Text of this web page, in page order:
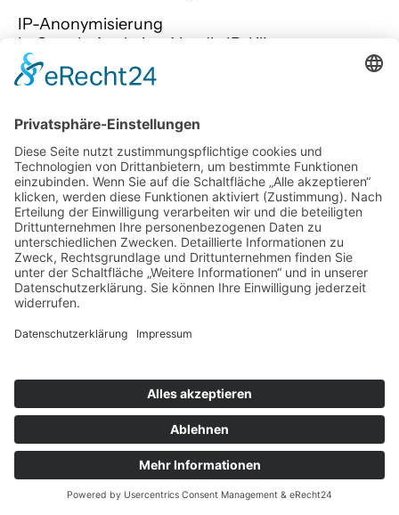
IP-Anonymisierung
In Google Analytics 4 ist die IP-Kürzung
standardmäßig aktiviert. Ihre IP-Adresse wird
innerhalb der EU bzw. des EWR vor der
und kann nicht mehr zur Identifizierung einer
Person verwendet werden.
Rechtsgrundlage
Die Verarbeitung erfolgt auf Grundlage Ihrer
Einwilligung gemäß Art. 6 Abs. 1 lit. a DSGVO, die
Sie über das Cookie-Banner erteilen können. Ihre
Einwilligung können Sie jederzeit mit Wirkung
für die Zukunft widerrufen.
Datenübermittlung in Drittländer
Google verarbeitet Daten auch in den USA.
angemessenes Datenschutzniveau
gewährleistet (Art. 45 DSGVO). Zusätzlich
schließen wir mit Google
Standardvertragsklauseln gemäß Art. 46 Abs. 2
Speicherdauer